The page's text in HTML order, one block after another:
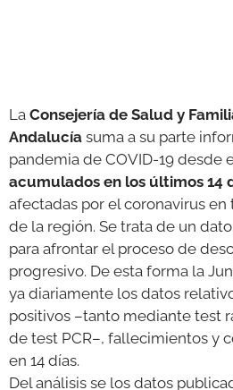
NECROLÓGICAS
GALERÍAS
La Consejería de Salud y
Andalucía suma a su parte
pandemia de COVID-19 desde
acumulados en los últimos 14
afectadas por el coronavirus
de la región. Se trata de un
para afrontar el proceso de
progresivo. De esta forma la
ya diariamente los datos
positivos –tanto mediante test
de test PCR–, fallecimientos y
en 14 días.
Del análisis se los datos